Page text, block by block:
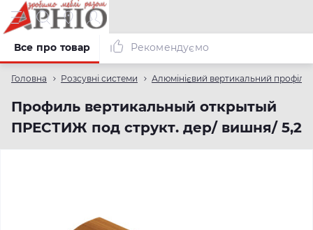
Головна Розсувні системи Алюмінієвий вертикальний профіль
Профиль вертикальный открытый
ПРЕСТИЖ под структ. дер/ вишня/ 5,2
Все про товар Рекомендуємо